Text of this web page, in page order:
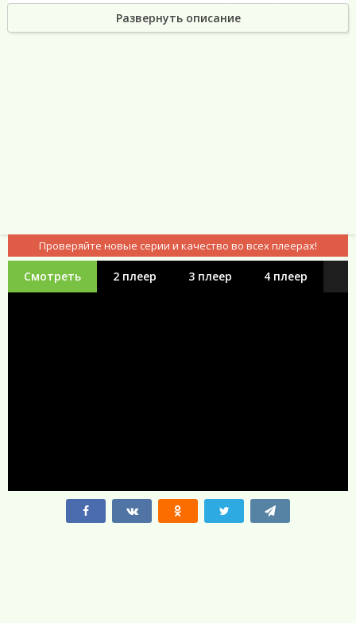
решить, ради чего всё это начиналось. Но кто окажется
настоящей мишенью, когда маски слетят?
Развернуть описание
Проверяйте новые серии и качество во всех плеерах!
Смотреть 2 плеер 3 плеер 4 плеер